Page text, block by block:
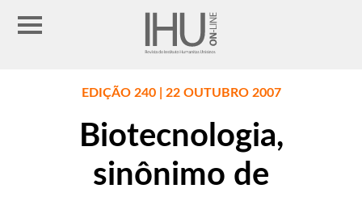
EDIÇÃO 240 | 22 OUTUBRO 2007
Biotecnologia,
sinônimo de